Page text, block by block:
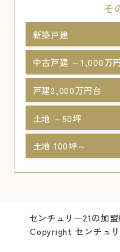
そ
新築戸建
中古戸建 ～1,000万円
戸建2,000万円台
土地 ～50坪
土地 100坪～
センチュリー21の加
Copyright センチュ